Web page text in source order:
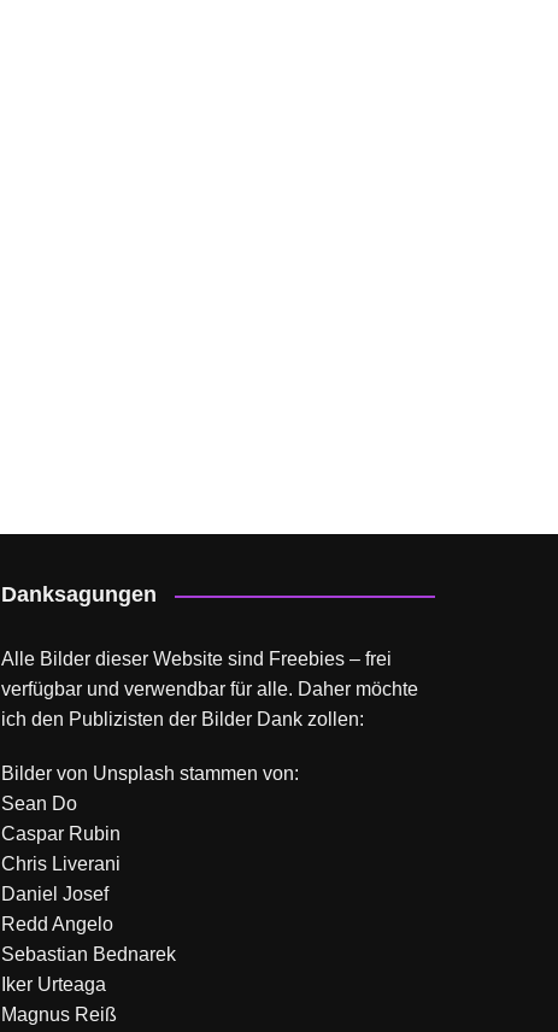
Danksagungen
Alle Bilder dieser Website sind Freebies – frei
verfügbar und verwendbar für alle. Daher möchte
ich den Publizisten der Bilder Dank zollen:
Bilder von Unsplash stammen von:
Sean Do
Caspar Rubin
Chris Liverani
Daniel Josef
Redd Angelo
Sebastian Bednarek
Iker Urteaga
Magnus Reiß